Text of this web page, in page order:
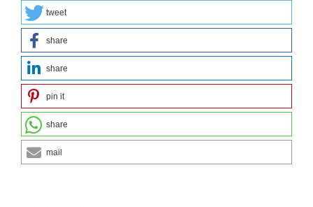
tweet
share
share
pin it
share
mail